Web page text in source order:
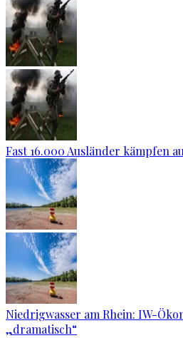
Fast 16.000 Ausländer kämpfen
Niedrigwasser am Rhein: IW-
„dramatisch“